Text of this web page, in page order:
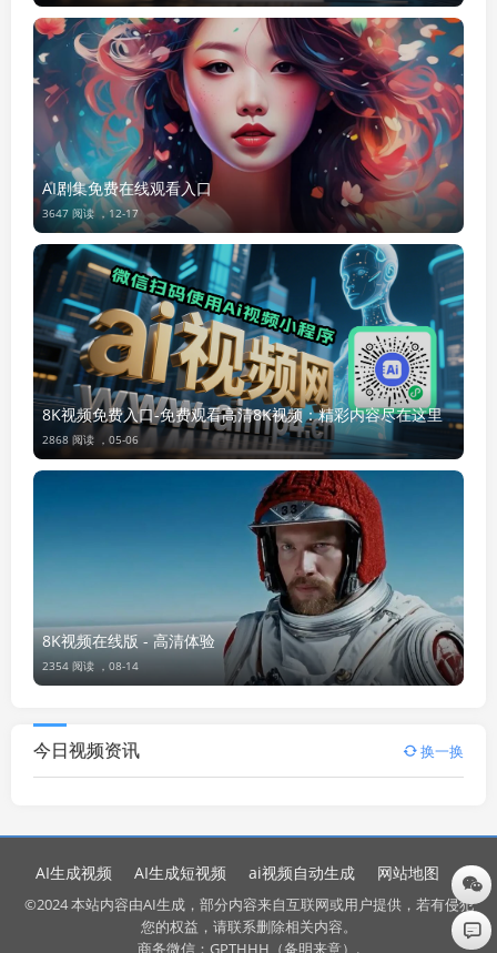
AI剧集免费在线观看入口
3647 阅读 ，12-17
8K视频免费入口-免费观看高清8K视频：精彩内容尽在这里
2868 阅读 ， 05-06
8K视频在线版 - 高清体验
2354 阅读 ， 08-14
今日视频资讯 换一换
AI生成视频 AI生成短视频 ai视频自动生成 网站地图
©2024 本站内容由AI生成，部分内容来自互联网或用户提供，若有侵犯
您的权益，请联系删除相关内容。
商务微信：GPTHHH（备明来意）.